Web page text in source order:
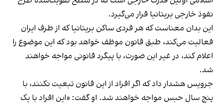
نفوذ خارجی بریتانیا قرار می‌گیرد.
این بدان معناست که هر فردی ساکن بریتانیا که از طرف ایران
فعالیت می‌کند، طبق قانون موظف خواهد بود که این موضوع را
اعلام کند، در غیر این صورت، با پیگرد قانونی مواجه خواهند
شد.
جرویس هشدار داد که اگر افراد از این قانون تبعیت نکنند، با
پنج سال حبس مواجه خواهند شد. او گفت: «این افراد با یک